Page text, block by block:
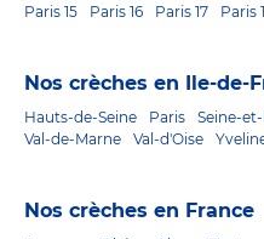
Paris 15
Paris 16 Paris 17 Paris
Nos crèches en Ile-de-
Hauts-de-Seine Paris Seine-
Val-de-Marne
Val-d'Oise
Nos crèches en France